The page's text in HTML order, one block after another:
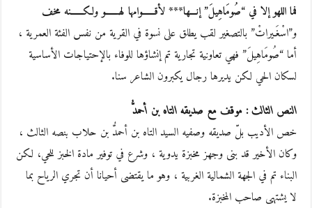
فما اللهو إلا في “صُومَاهِيلَ” إنـــها*** لأقــــــوامها لهـــــــو ولكــــــنه مخف
و”اسْغَـيراتْ” بالتصغير لقب يطلق على نسوة في القرية من نفس الفئة العمرية ،
أما “صُومَاهِيلَ” فهي تعاونية تجارية تم إنشاؤها للوفاء بالإحتياجات الأساسية
لسكان الحي لكن يديرها رجال يكبرون الشاعر سنا.
النص الثالث : موقف مع صديقه التاه بن أحمدُّ
خص الأديب بلّ صديقه وصفيه السيد التاه بن أحمدُّ بن حلاب بنصه الثالث ،
وكان الأخير قد بنى وجهز مخبزة يدوية ، وشرع في توفير مادة الخبز للحي، لكن
البناء تم في الجهة الشمالية الغربية ، وهو ما يقتضى أحيانا أن تجري الرياح بما
لا يشتهى صاحب المخبزة.